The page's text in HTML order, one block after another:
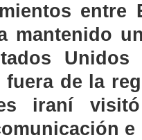
entre
mantenido
fuera de la
iraní